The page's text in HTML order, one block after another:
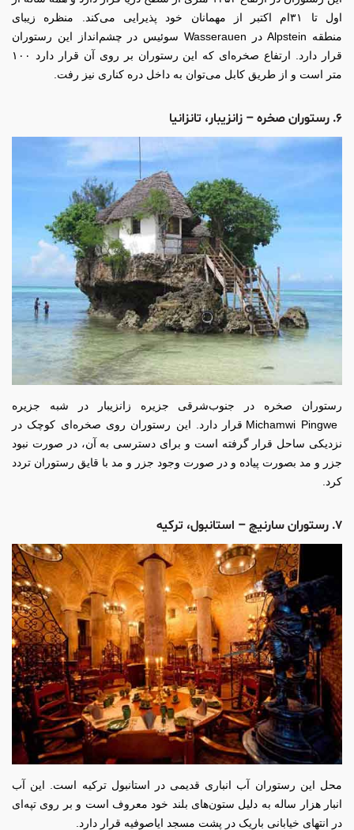
اول تا ۳۱‌ام اکتبر از مهمانان خود پذیرایی می‌کند. منظره زیبای
منطقه Alpstein در Wasserauen سوئیس در چشم‌انداز این رستوران
قرار دارد. ارتفاع صخره‌ای که این رستوران بر روی آن قرار دارد ۱۰۰
متر است و از طریق کابل می‌توان به داخل دره کناری نیز رفت.
۶. رستوران صخره – زانزیبار، تانزانیا
رستوران صخره در جنوب‌شرقی جزیره زانزیبار در شبه جزیره
Michamwi Pingwe قرار دارد. این رستوران روی صخره‌ای کوچک در
نزدیکی ساحل قرار گرفته است و برای دسترسی به آن، در صورت نبود
جزر و مد بصورت پیاده و در صورت وجود جزر و مد با قایق رستوران تردد
کرد.
۷. رستوران سارنیچ – استانبول، ترکیه
محل این رستوران آب انباری قدیمی در استانبول ترکیه است. این آب
انبار هزار ساله به دلیل ستون‌های بلند خود معروف است و بر روی تپه‌ای
در انتهای خیابانی باریک در پشت مسجد ایاصوفیه قرار دارد.